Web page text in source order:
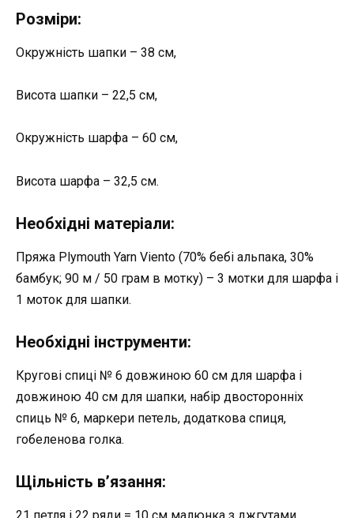
Розміри:
Окружність шапки – 38 см,
Висота шапки – 22,5 см,
Окружність шарфа – 60 см,
Висота шарфа – 32,5 см.
Необхідні матеріали:
Пряжа Plymouth Yarn Viento (70% бебі альпака, 30%
бамбук; 90 м / 50 грам в мотку) – 3 мотки для шарфа і
1 моток для шапки.
Необхідні інструменти:
Кругові спиці № 6 довжиною 60 см для шарфа і
довжиною 40 см для шапки, набір двосторонніх
спиць № 6, маркери петель, додаткова спиця,
гобеленова голка.
Щільність в’язання: